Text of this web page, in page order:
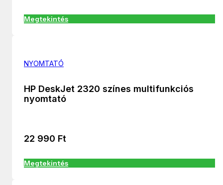
Megtekintés
NYOMTATÓ
HP DeskJet 2320 színes multifunkciós
nyomtató
22 990 Ft
Megtekintés